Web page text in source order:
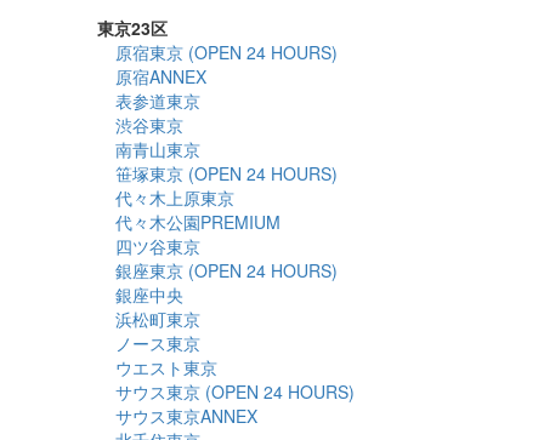
東京23区
原宿東京 (OPEN 24 HOURS)
原宿ANNEX
表参道東京
渋谷東京
南青山東京
笹塚東京 (OPEN 24 HOURS)
代々木上原東京
代々木公園PREMIUM
四ツ谷東京
銀座東京 (OPEN 24 HOURS)
銀座中央
浜松町東京
ノース東京
ウエスト東京
サウス東京 (OPEN 24 HOURS)
サウス東京ANNEX